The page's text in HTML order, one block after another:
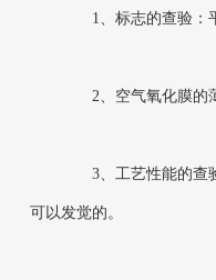
1、标志的查验：平
2、空气氧化膜的薄
3、工艺性能的查验
可以发觉的。